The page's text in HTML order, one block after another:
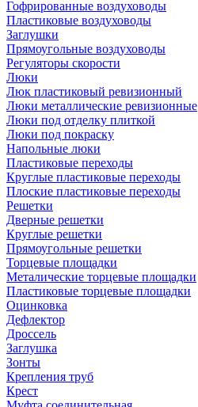
Гофрированные воздуховоды
Пластиковые воздуховоды
Заглушки
Прямоугольные воздуховоды
Регуляторы скорости
Люки
Люк пластиковый ревизионный
Люки металлические ревизионные
Люки под отделку плиткой
Люки под покраску
Напольные люки
Пластиковые переходы
Круглые пластиковые переходы
Плоские пластиковые переходы
Решетки
Дверные решетки
Круглые решетки
Прямоугольные решетки
Торцевые площадки
Металические торцевые площадки
Пластиковые торцевые площадки
Оцинковка
Дефлектор
Дроссель
Заглушка
Зонты
Крепления труб
Крест